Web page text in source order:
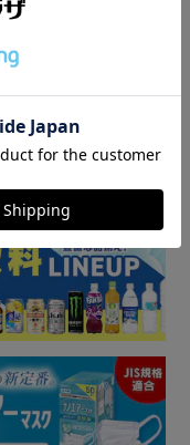
ススメ商品です。
配送致します≫
定】【代金引換での
▼